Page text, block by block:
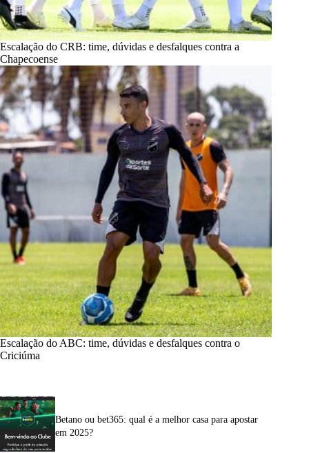
Escalação do CRB: time, dúvidas e desfalques contra a
Chapecoense
Escalação do ABC: time, dúvidas e desfalques contra o
Criciúma
Betano ou bet365: qual é a melhor casa para apostar
em 2025?